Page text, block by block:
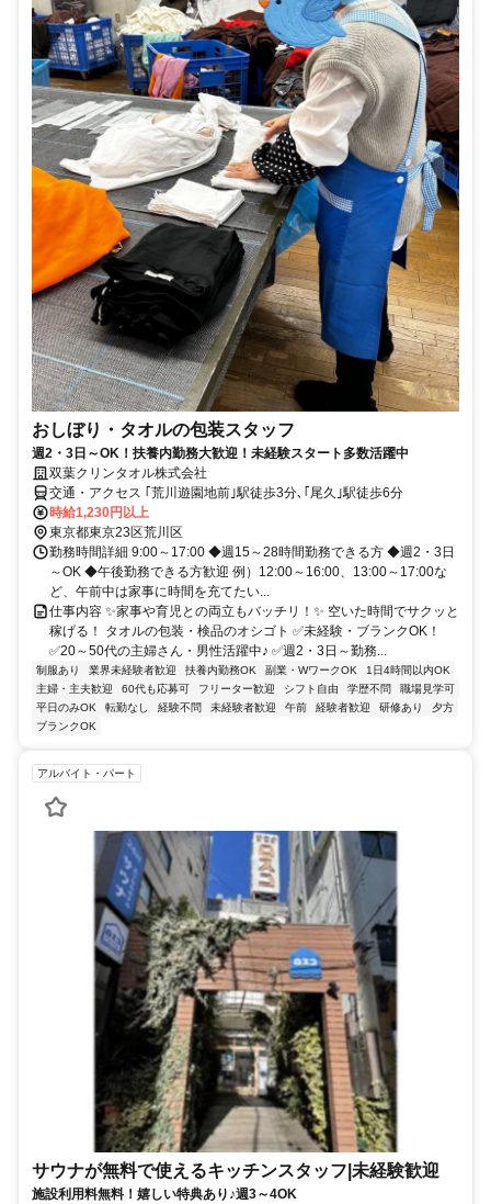
おしぼり・タオルの包装スタッフ
週2・3日～OK！扶養内勤務大歓迎！未経験スタート多数活躍中
双葉クリンタオル株式会社
交通・アクセス ｢荒川遊園地前｣駅徒歩3分､｢尾久｣駅徒歩6分
時給1,230円以上
東京都東京23区荒川区
勤務時間詳細 9:00～17:00 ◆週15～28時間勤務できる方 ◆週2・3日
～OK ◆午後勤務できる方歓迎 例）12:00～16:00、13:00～17:00な
ど、午前中は家事に時間を充てたい...
仕事内容 ✨家事や育児との両立もバッチリ！✨ 空いた時間でサクッと
稼げる！ タオルの包装・検品のオシゴト ✅未経験・ブランクOK！
✅20～50代の主婦さん・男性活躍中♪ ✅週2・3日～勤務...
制服あり 業界未経験者歓迎 扶養内勤務OK 副業・WワークOK
1日4時間以内OK
主婦・主夫歓迎
60代も応募可 フリーター歓迎 シフト自由 学歴不問
職場見学可
平日のみOK
転勤なし 経験不問 未経験者歓迎 午前 経験者歓迎 研修あり
夕方
ブランクOK
アルバイト・パート
サウナが無料で使えるキッチンスタッフ|未経験歓迎
施設利用料無料！嬉しい特典あり♪週3～4OK